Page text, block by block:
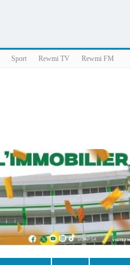
Sport Rewmi TV Rewmi FM